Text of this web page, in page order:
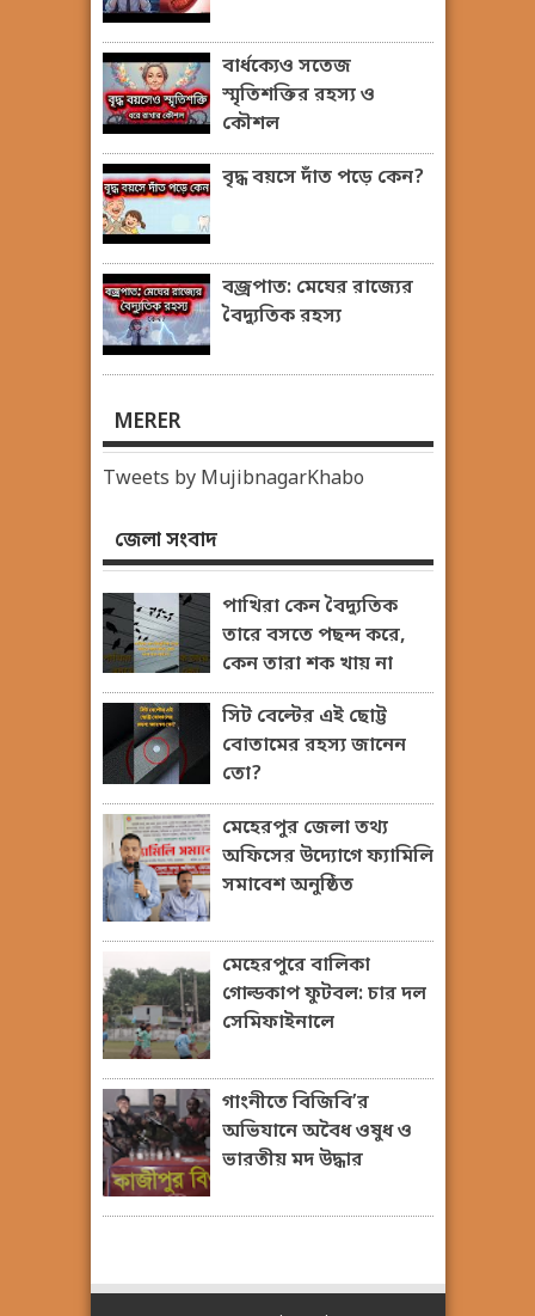
বার্ধক্যেও সতেজ
স্মৃতিশক্তির রহস্য ও
কৌশল
বৃদ্ধ বয়সে দাঁত পড়ে কেন?
বজ্রপাত: মেঘের রাজ্যের
বৈদ্যুতিক রহস্য
MERER
Tweets by MujibnagarKhabo
জেলা সংবাদ
পাখিরা কেন বৈদ্যুতিক
তারে বসতে পছন্দ করে,
কেন তারা শক খায় না
সিট বেল্টের এই ছোট্ট
বোতামের রহস্য জানেন
তো?
মেহেরপুর জেলা তথ্য
অফিসের উদ্যোগে ফ্যামিলি
সমাবেশ অনুষ্ঠিত
মেহেরপুরে বালিকা
গোল্ডকাপ ফুটবল: চার দল
সেমিফাইনালে
গাংনীতে বিজিবি’র
অভিযানে অবৈধ ওষুধ ও
ভারতীয় মদ উদ্ধার